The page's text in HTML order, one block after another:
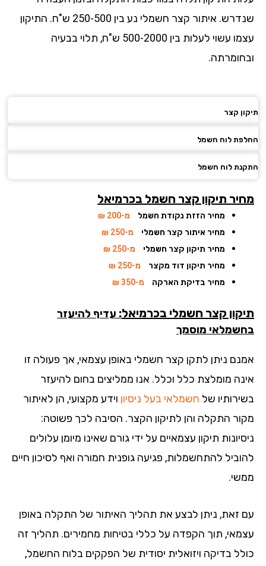
שנדרש. איתור קצר חשמלי נע בין 250-500 ש"ח. התיקון
עצמו עשוי לעלות בין 500-2000 ש"ח, תלוי בבעיה
קצר
לוח חשמל
לוח חשמל
תיקון קצר חשמלבכרמיאל
מחיר הזזת נקודת חשמל
מ-200 ₪
מחיר איתור קצר חשמלי
מ-250 ₪
מחיר תיקון קצר חשמלי
מ-250 ₪
מחיר תיקון דוד מקצר
מ-250 ₪
מחיר בדיקת הארקה
מ-350 ₪
קצר חשמלי בכרמיאל: עדיף להיעזר
מוסמך
ניתן לתקן קצר חשמלי באופן עצמאי, אך פעולה זו
מומלצת כלל וכלל. אנו ממליצים בחום להיעזר
שלחשמלאי בעל ניסיון וידע מקצועי, הן לאיתור
התקלה והן לתיקון הקצר. הסיבה לכך פשוטה:
תיקון עצמאיים על ידי גורם שאינו מיומן עלולים
להתחשמלות, פגיעה גופנית חמורה ואף לסיכון חיים
זאת, ניתן לבצע את תהליך האיתור של התקלה באופן
תוך הקפדה על כללי בטיחות מחמירים. תהליך זה
בדיקה ויזואלית יסודית של הפקקים בלוח החשמל,